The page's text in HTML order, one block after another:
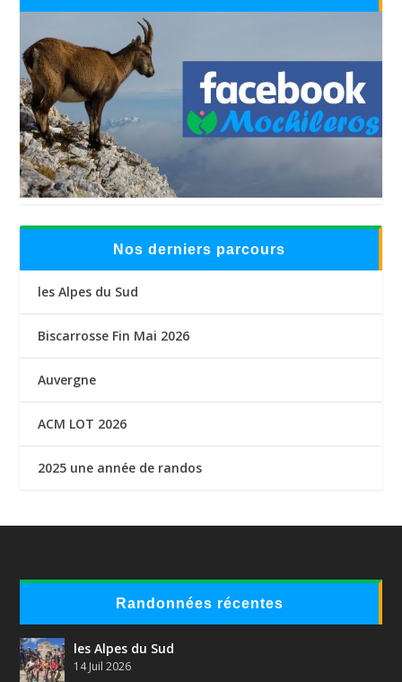
Nos derniers parcours
les Alpes du Sud
Biscarrosse Fin Mai 2026
Auvergne
ACM LOT 2026
2025 une année de randos
Randonnées récentes
les Alpes du Sud
14 Juil 2026